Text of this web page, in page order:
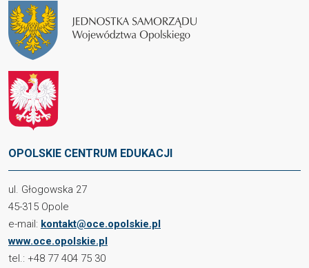
OPOLSKIE CENTRUM EDUKACJI
ul. Głogowska 27
45-315 Opole
e-mail: kontakt@oce.opolskie.pl
www.oce.opolskie.pl
tel.: +48 77 404 75 30